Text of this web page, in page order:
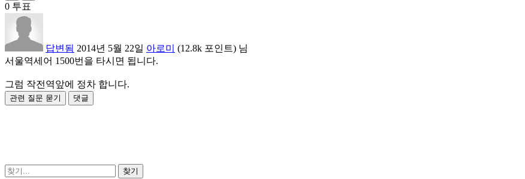
0 투표
답변됨 2014년 5월 22일 아로미 (12.8k 포인트) 님
서울역세어 1500번을 타시면 됩니다.
그럼 작전역앞에 정차 합니다.